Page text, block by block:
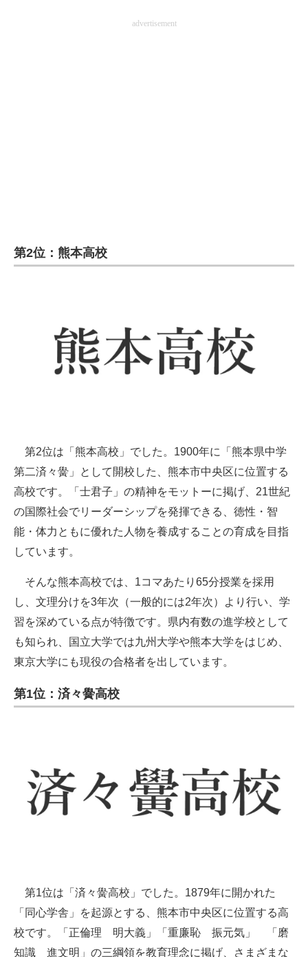
advertisement
第2位：熊本高校
第2位は「熊本高校」でした。1900年に「熊本県中学
第二済々黌」として開校した、熊本市中央区に位置する
高校です。「士君子」の精神をモットーに掲げ、21世紀
の国際社会でリーダーシップを発揮できる、徳性・智
能・体力ともに優れた人物を養成することの育成を目指
しています。
そんな熊本高校では、1コマあたり65分授業を採用
し、文理分けを3年次（一般的には2年次）より行い、学
習を深めている点が特徴です。県内有数の進学校として
も知られ、国立大学では九州大学や熊本大学をはじめ、
東京大学にも現役の合格者を出しています。
第1位：済々黌高校
第1位は「済々黌高校」でした。1879年に開かれた
「同心学舎」を起源とする、熊本市中央区に位置する高
校です。「正倫理 明大義」「重廉恥 振元気」 「磨
知識 進文明」の三綱領を教育理念に掲げ、さまざまな